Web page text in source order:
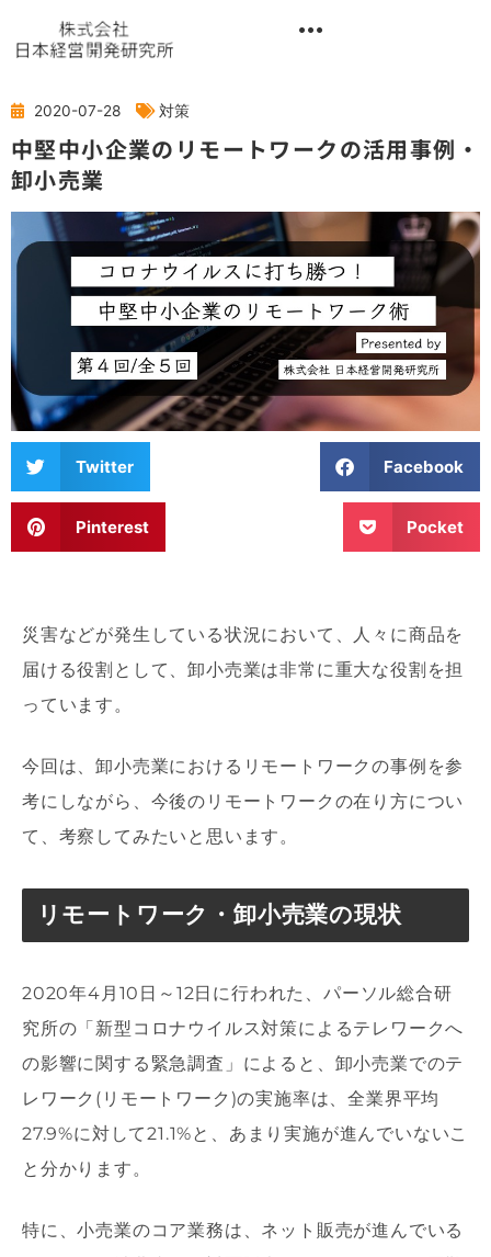
キ
プ
2020-07-28 対策
中堅中小企業のリモートワークの活用事例・
卸小売業
Twitter Facebook
Pinterest Pocket
災害などが発生している状況において、人々に商品を
届ける役割として、卸小売業は非常に重大な役割を担
っています。
今回は、卸小売業におけるリモートワークの事例を参
考にしながら、今後のリモートワークの在り方につい
て、考察してみたいと思います。
リモートワーク・卸小売業の現状
2020年4月10日～12日に行われた、パーソル総合研
究所の「新型コロナウイルス対策によるテレワークへ
の影響に関する緊急調査」によると、卸小売業でのテ
レワーク(リモートワーク)の実施率は、全業界平均
27.9%に対して21.1%と、あまり実施が進んでいないこ
と分かります。
特に、小売業のコア業務は、ネット販売が進んでいる